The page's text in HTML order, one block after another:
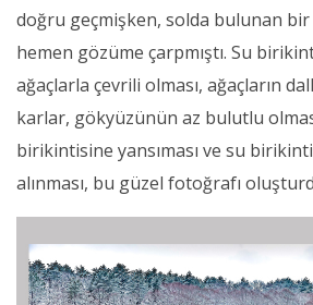
doğru geçmişken, solda bulunan
hemen gözüme çarpmıştı. Su
ağaçlarla çevrili olması, ağaçların
karlar, gökyüzünün az bulutlu
birikintisine yansıması ve su
alınması, bu güzel fotoğrafı